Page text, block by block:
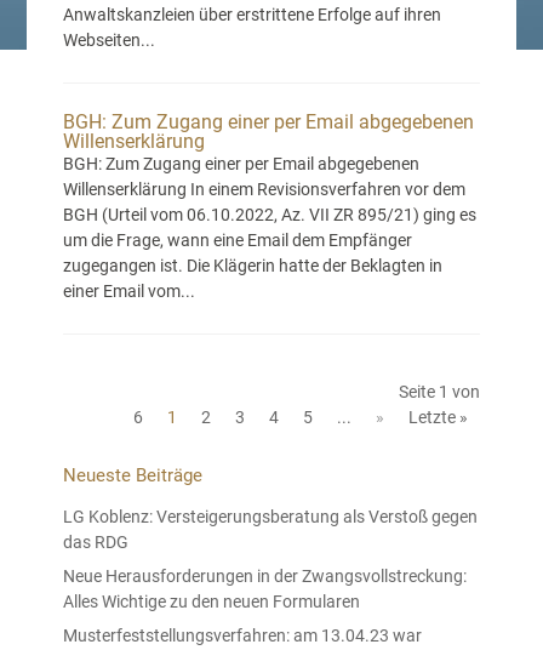
Anwaltskanzleien über erstrittene Erfolge auf ihren
Webseiten...
BGH: Zum Zugang einer per Email abgegebenen
Willenserklärung
BGH: Zum Zugang einer per Email abgegebenen
Willenserklärung In einem Revisionsverfahren vor dem
BGH (Urteil vom 06.10.2022, Az. VII ZR 895/21) ging es
um die Frage, wann eine Email dem Empfänger
zugegangen ist. Die Klägerin hatte der Beklagten in
einer Email vom...
Seite 1 von
6
1 2 3 4 5 ... » Letzte »
Neueste Beiträge
LG Koblenz: Versteigerungsberatung als Verstoß gegen
das RDG
Neue Herausforderungen in der Zwangsvollstreckung:
Alles Wichtige zu den neuen Formularen
Musterfeststellungsverfahren: am 13.04.23 war